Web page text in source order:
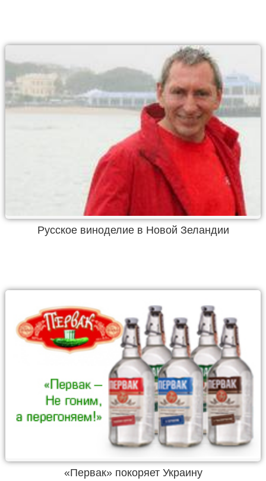
Русское виноделие в Новой Зеландии
«Первак» покоряет Украину